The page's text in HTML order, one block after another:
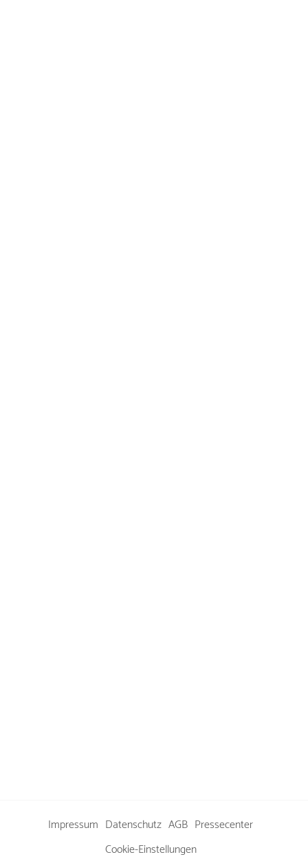
Impressum Datenschutz AGB Pressecenter
Cookie-Einstellungen